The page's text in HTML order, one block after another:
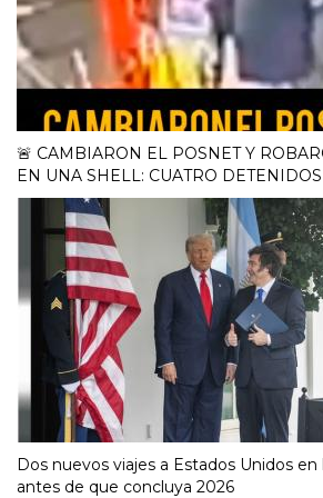
🚨 CAMBIARON EL POSNET Y
EN UNA SHELL: CUATRO DETENIDOS
Dos nuevos viajes a Estados Unidos
antes de que concluya 2026